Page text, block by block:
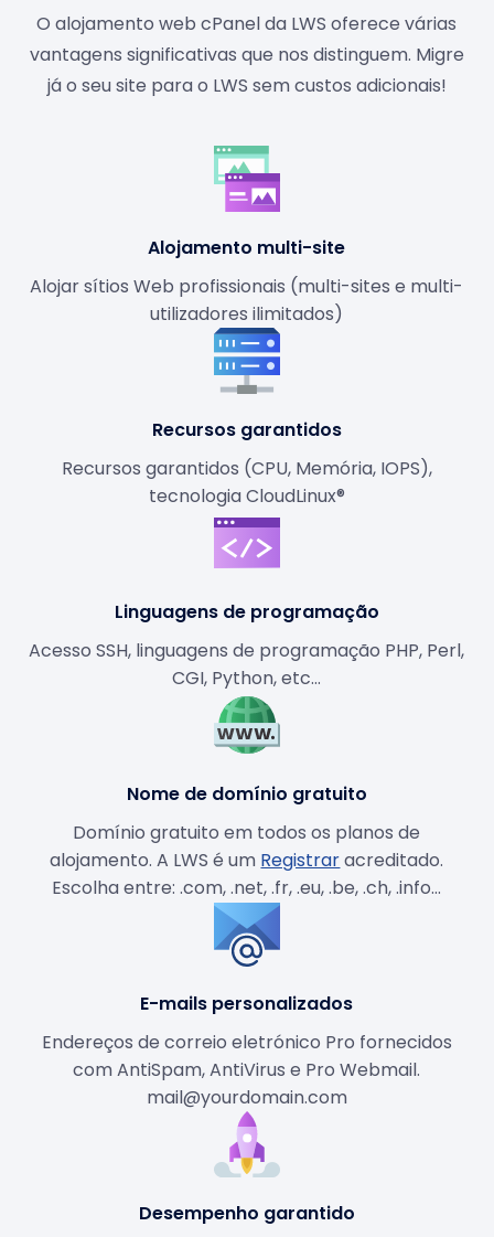
O alojamento web cPanel da LWS oferece várias
vantagens significativas que nos distinguem. Migre
já o seu site para o LWS sem custos adicionais!
Alojamento multi-site
Alojar sítios Web profissionais (multi-sites e multi-
utilizadores ilimitados)
Recursos garantidos
Recursos garantidos (CPU, Memória, IOPS),
tecnologia CloudLinux®
Linguagens de programação
Acesso SSH, linguagens de programação PHP, Perl,
CGI, Python, etc...
Nome de domínio gratuito
Domínio gratuito em todos os planos de
alojamento. A LWS é um Registraracreditado.
Escolha entre: .com, .net, .fr, .eu, .be, .ch, .info...
E-mails personalizados
Endereços de correio eletrónico Pro fornecidos
com AntiSpam, AntiVirus e Pro Webmail.
mail@yourdomain.com
Desempenho garantido